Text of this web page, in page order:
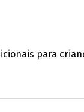
para